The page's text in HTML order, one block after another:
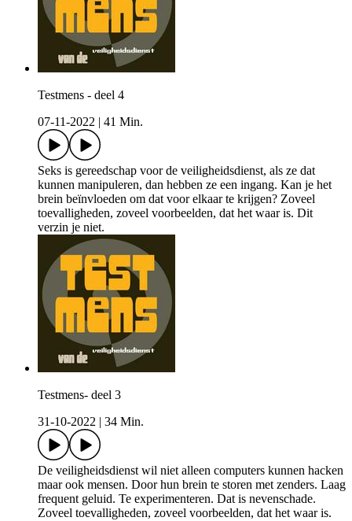
Testmens - deel 4
07-11-2022
41 Min.
Seks is gereedschap voor de veiligheidsdienst, als ze dat
kunnen manipuleren, dan hebben ze een ingang. Kan je het
brein beïnvloeden om dat voor elkaar te krijgen? Zoveel
toevalligheden, zoveel voorbeelden, dat het waar is. Dit
verzin je niet.
Testmens- deel 3
31-10-2022
34 Min.
De veiligheidsdienst wil niet alleen computers kunnen hacken
maar ook mensen. Door hun brein te storen met zenders. Laag
frequent geluid. Te experimenteren. Dat is nevenschade.
Zoveel toevalligheden, zoveel voorbeelden, dat het waar is.